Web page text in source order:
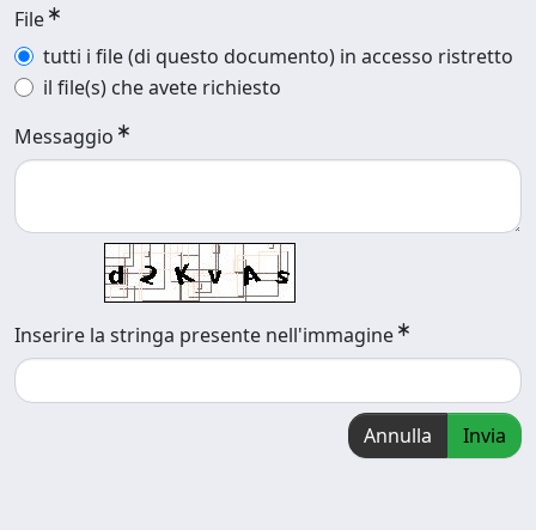
File
tutti i file (di questo documento) in accesso ristretto
il file(s) che avete richiesto
Messaggio
Inserire la stringa presente nell'immagine
Annulla Invia